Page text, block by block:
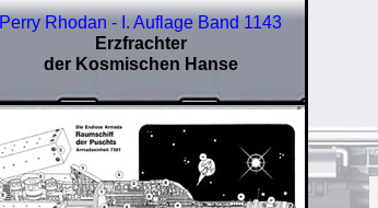
Perry Rhodan - I. Auflage Band 1143
Erzfrachter
der Kosmischen Hanse